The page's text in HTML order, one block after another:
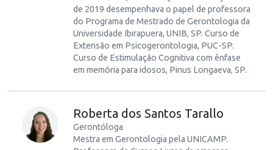
de 2019 desempenhava o papel de professora
do Programa de Mestrado de Gerontologia da
Universidade Ibirapuera, UNIB, SP. Curso de
Extensão em Psicogerontologia, PUC-SP.
Curso de Estimulação Cognitiva com ênfase
em memória para idosos, Pinus Longaeva, SP.
Roberta dos Santos Tarallo
Gerontóloga
Mestra em Gerontologia pela UNICAMP.